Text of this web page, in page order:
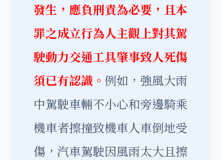
發生，應負刑責為必要， 且本
罪之成立行為人主觀上對其駕
駛動力交通工具肇事致人死傷
須已有認識。 例如，強風大雨
中駕駛車輛不小心和旁邊騎乘
機車者擦撞致機車人車倒地受
傷，汽車駕駛因風雨太大且擦